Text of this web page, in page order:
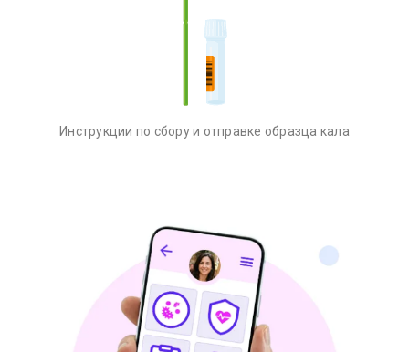
Инструкции по сбору и отправке образца кала